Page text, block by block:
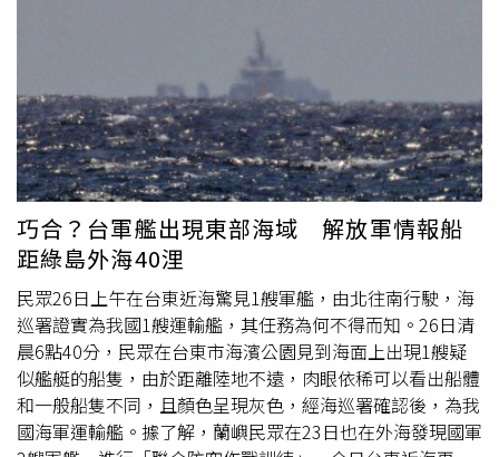
巧合？台軍艦出現東部海域 解放軍情報船
距綠島外海40浬
民眾26日上午在台東近海驚見1艘軍艦，由北往南行駛，海
巡署證實為我國1艘運輸艦，其任務為何不得而知。26日清
晨6點40分，民眾在台東市海濱公園見到海面上出現1艘疑
似艦艇的船隻，由於距離陸地不遠，肉眼依稀可以看出船體
和一般船隻不同，且顏色呈現灰色，經海巡署確認後，為我
國海軍運輸艦。據了解，蘭嶼民眾在23日也在外海發現國軍